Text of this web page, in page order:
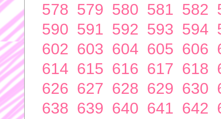
578 579 580 581 582
590 591 592 593 594
602 603 604 605 606
614 615 616 617 618
626 627 628 629 630
638 639 640 641 642